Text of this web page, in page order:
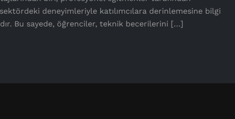
deneyimleriyle katılımcılara derinlemesine bilgi
Bu sayede, öğrenciler, teknik becerilerini […]